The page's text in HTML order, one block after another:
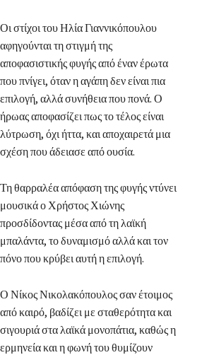
Οι στίχοι του Ηλία Γιαννικόπουλου
αφηγούνται τη στιγμή της
αποφασιστικής φυγής από έναν έρωτα
που πνίγει, όταν η αγάπη δεν είναι πια
επιλογή, αλλά συνήθεια που πονά. Ο
ήρωας αποφασίζει πως το τέλος είναι
λύτρωση, όχι ήττα, και αποχαιρετά μια
σχέση που άδειασε από ουσία.
Τη θαρραλέα απόφαση της φυγής ντύνει
μουσικά ο Χρήστος Χιώνης
προσδίδοντας μέσα από τη λαϊκή
μπαλάντα, το δυναμισμό αλλά και τον
πόνο που κρύβει αυτή η επιλογή.
Ο Νίκος Νικολακόπουλος σαν έτοιμος
από καιρό, βαδίζει με σταθερότητα και
σιγουριά στα λαϊκά μονοπάτια, καθώς η
ερμηνεία και η φωνή του θυμίζουν